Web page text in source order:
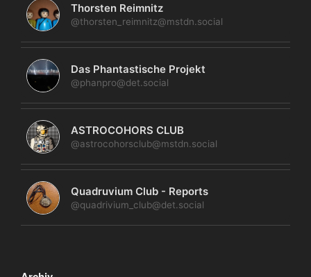
Thorsten Reimnitz
@thorsten_reimnitz@mstdn.social
Das Phantastische Projekt
@phanpro@det.social
ASTROCOHORS CLUB
@astrocohorsclub@mstdn.social
Quadruvium Club - Reports
@quadrivium_club@det.social